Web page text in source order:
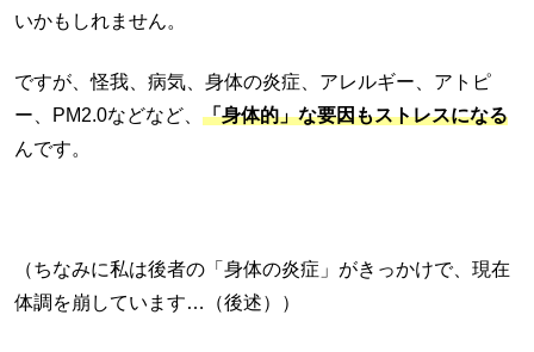
いかもしれません。
ですが、怪我、病気、身体の炎症、アレルギー、アトピ
ー、PM2.0などなど、 「身体的」な要因もストレスになる
んです。
（ちなみに私は後者の「身体の炎症」がきっかけで、現在
体調を崩しています…（後述））